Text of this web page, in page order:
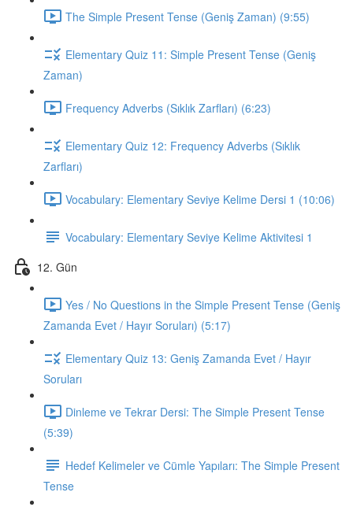
The Simple Present Tense (Geniş Zaman) (9:55)
Elementary Quiz 11: Simple Present Tense (Geniş
Zaman)
Frequency Adverbs (Sıklık Zarfları) (6:23)
Elementary Quiz 12: Frequency Adverbs (Sıklık
Zarfları)
Vocabulary: Elementary Seviye Kelime Dersi 1 (10:06)
Vocabulary: Elementary Seviye Kelime Aktivitesi 1
12. Gün
Yes / No Questions in the Simple Present Tense (Geniş
Zamanda Evet / Hayır Soruları) (5:17)
Elementary Quiz 13: Geniş Zamanda Evet / Hayır
Soruları
Dinleme ve Tekrar Dersi: The Simple Present Tense
(5:39)
Hedef Kelimeler ve Cümle Yapıları: The Simple Present
Tense